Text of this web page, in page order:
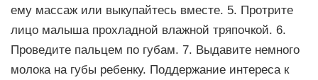
ему массаж или выкупайтесь вместе. 5. Протрите
лицо малыша прохладной влажной тряпочкой. 6.
Проведите пальцем по губам. 7. Выдавите немного
молока на губы ребенку. Поддержание интереса к